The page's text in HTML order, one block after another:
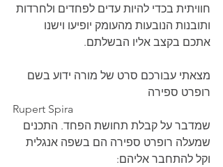
חוויתית בכדי להיות עדים לפחדים ולחרדות
ותובנות הנובעות מהעומק יופיעו וישנו
אתכם בקצב אליו הבשלתם.
מצאתי עבורכם סרט של מורה ידוע בשם
רופרט ספירה
Rupert Spira
שמדבר על קבלת תחושת הפחד. התכנים
שמעלה רופרט ספירה הם בשפה אנגלית
וקל להתחבר אליהם: